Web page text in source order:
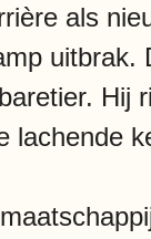
als
uitbrak.
Hij
lachende